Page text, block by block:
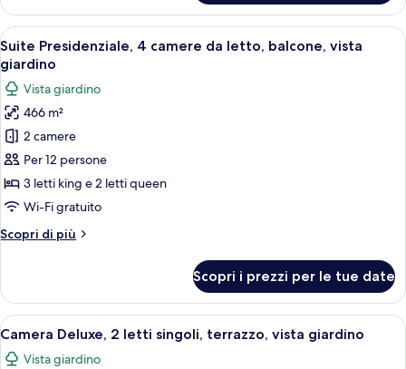
balcone
Deluxe,
camera
da
letto,
balcone
Apri
tutte
le
foto
per
Suite
Presidenziale,
4
camere
letto,
giardino
Una camera d'hotel con un letto
31
Suite Presidenziale, 4 camere da letto, balcone, vista
giardino
Vista giardino
466 m²
2 camere
Per 12 persone
3 letti king e 2 letti queen
Wi-Fi gratuito
Scopri di più
Altri
Presidenziale,
4
camere
letto,
Scopri i prezzi per le tue date
Apri
tutte
Camera d'albergo con due letti, una
6
Camera Deluxe, 2 letti singoli, terrazzo, vista giardino
Vista giardino